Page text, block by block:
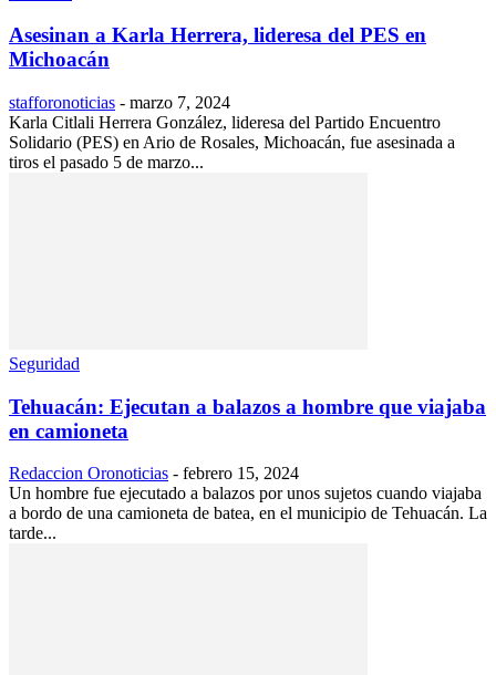
Asesinan a Karla Herrera, lideresa del PES en
Michoacán
stafforonoticias - marzo 7, 2024
Karla Citlali Herrera González, lideresa del Partido Encuentro
Solidario (PES) en Ario de Rosales, Michoacán, fue asesinada a
tiros el pasado 5 de marzo...
Seguridad
Tehuacán: Ejecutan a balazos a hombre que viajaba
en camioneta
Redaccion Oronoticias - febrero 15, 2024
Un hombre fue ejecutado a balazos por unos sujetos cuando viajaba
a bordo de una camioneta de batea, en el municipio de Tehuacán. La
tarde...